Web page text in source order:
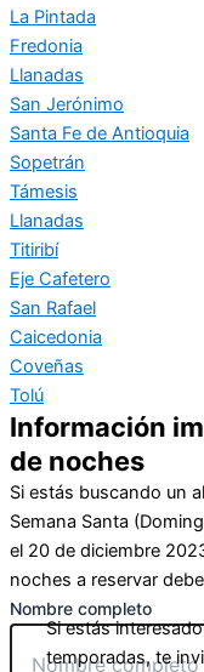
La Pintada
Fredonia
Llanadas
San Jerónimo
Santa Fe de Antioquia
Sopetrán
Támesis
Llanadas
Titiribí
Eje Cafetero
San Rafael
Caicedonia
Coveñas
Tolú
Información
de noches
Si estás buscando un
Semana Santa
el 20 de diciembre
noches a reservar
Nombre completo
Si estás
temporadas, te